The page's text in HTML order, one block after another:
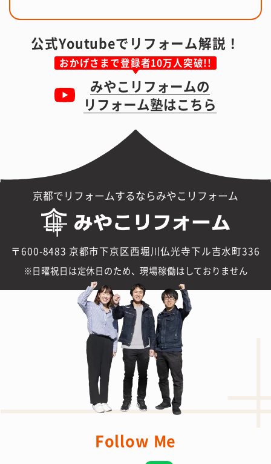
公式Youtubeでリフォーム解説！
おかげさまで登録者10万人突破!!
みやこリフォームの
リフォーム塾はこちら
京都でリフォームするならみやこリフォーム
〒600-8483 京都市下京区西堀川仏光寺下ル吉水町336
日曜祝日は定休日のため、現場稼働はしておりません
Follow Me